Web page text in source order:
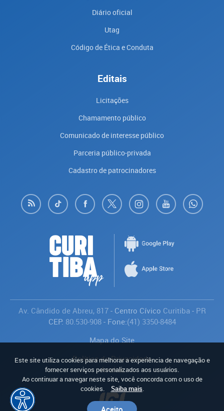
Diário oficial
Utag
Código de Ética e Conduta
Editais
Licitações
Chamamento público
Comunicado de interesse público
Parceria público-privada
Cadastro de patrocinadores
Av. Cândido de Abreu, 817- Centro Cívico Curitiba - PR
CEP: 80.530-908- Fone:(41) 3350-8484
Mapa do Site
Política de Privacidade
Avaliar
Este site utiliza cookies para melhorar a experiência de navegação e
fornecer serviços personalizados aos usuários.
Ao continuar a navegar neste site, você concorda com o uso de
cookies.
Saiba mais.
Aceito